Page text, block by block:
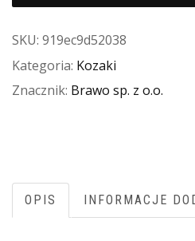
SKU: 919ec9d52038
Kategoria: Kozaki
Znacznik: Brawo sp. z o.o.
OPIS INFORMACJE